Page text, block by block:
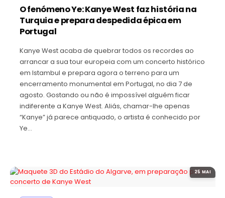
O fenómeno Ye: Kanye West faz história na
Turquia e prepara despedida épica em
Portugal
Kanye West acaba de quebrar todos os recordes ao
arrancar a sua tour europeia com um concerto histórico
em Istambul e prepara agora o terreno para um
encerramento monumental em Portugal, no dia 7 de
agosto. Gostando ou não é impossível alguém ficar
indiferente a Kanye West. Aliás, chamar-lhe apenas
“Kanye” já parece antiquado, o artista é conhecido por
Ye…
25 MAI